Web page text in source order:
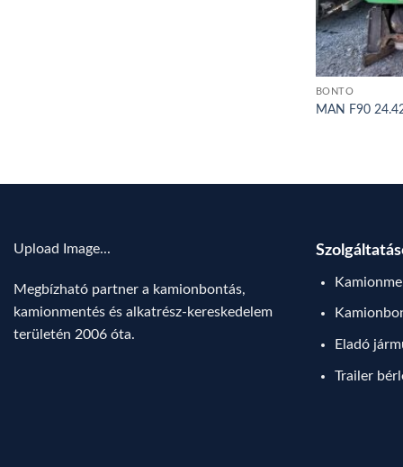
BONTÓ
MAN F90
Upload Image...
Megbízható partner a kamionbontás,
kamionmentés és alkatrész-kereskedelem
területén 2006 óta.
Eladó
Trailer